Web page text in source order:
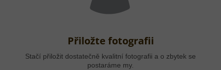
Přiložte fotografii
Stačí přiložit dostatečně kvalitní fotografii a o zbytek se
postaráme my.